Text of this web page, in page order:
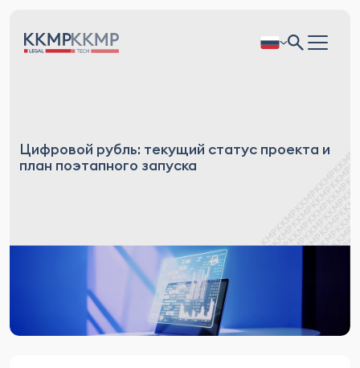
Цифровой рубль: текущий статус проекта и
план поэтапного запуска